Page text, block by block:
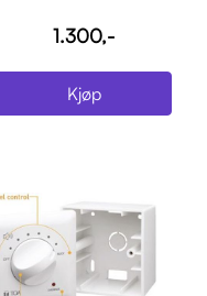
1.300,-
Kjøp